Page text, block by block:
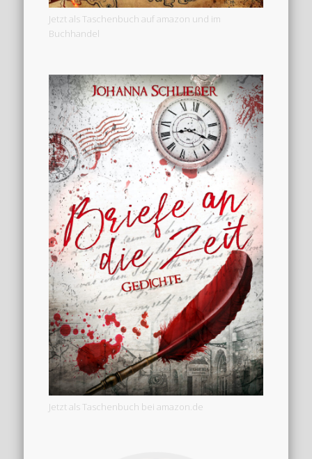
Jetzt als Taschenbuch auf amazon und im
Buchhandel
Jetzt als Taschenbuch bei amazon.de